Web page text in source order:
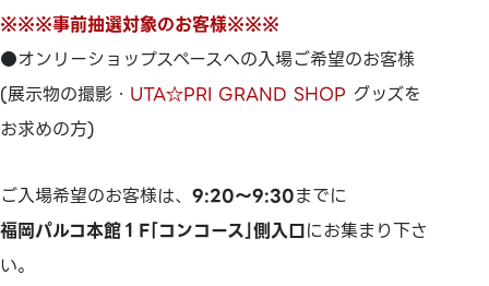
※※※事前抽選対象のお客様※※※
●オンリーショップスペースへの入場ご希望のお客様
(展示物の撮影・ UTA☆PRI GRAND SHOP グッズを
お求めの方)
ご入場希望のお客様は、 9:20～9:30までに
福岡パルコ本館１F｢コンコース｣側入口にお集まり下さ
い。